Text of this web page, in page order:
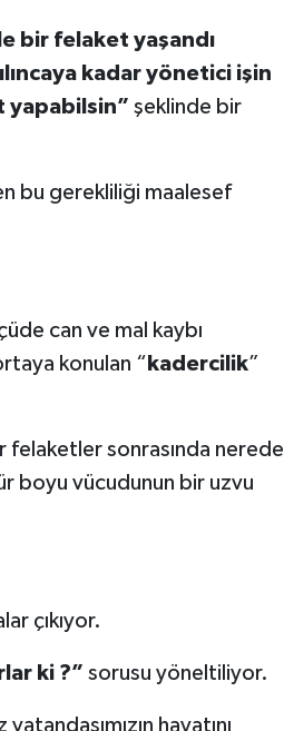
bir felaket yaşandı
kadar yönetici işin
yapabilsin” şeklinde bir
bu gerekliliği maalesef
can ve mal kaybı
konulan “ kadercilik”
sonrasında nerede
boyu vücudunun bir uzvu
çıkıyor.
ki ?” sorusu yöneltiliyor.
hayatını